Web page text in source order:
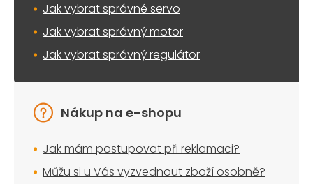
Jak vybrat správné servo
Jak vybrat správný motor
Jak vybrat správný regulátor
Nákup na e-shopu
Jak mám postupovat při reklamaci?
Můžu si u Vás vyzvednout zboží osobně?